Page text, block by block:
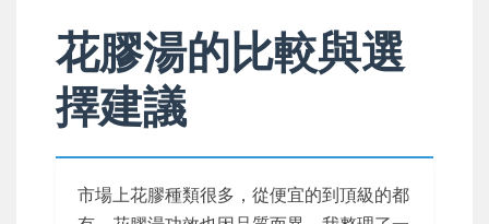
花膠湯的比較與選
擇建議
市場上花膠種類很多，從便宜的到頂級的都